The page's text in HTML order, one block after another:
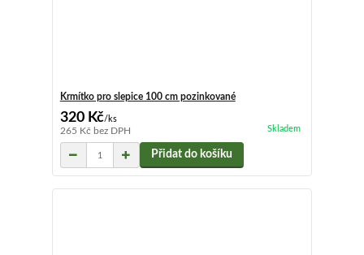
Krmítko pro slepice 100 cm pozinkované
320 Kč/ks
265 Kč bez DPH Skladem
Přidat do košíku